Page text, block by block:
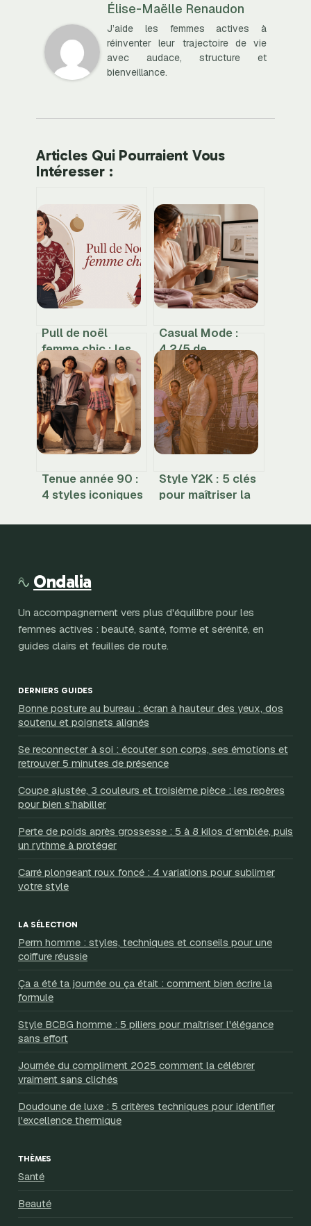
Élise-Maëlle Renaudon
J’aide les femmes actives à
réinventer leur trajectoire de vie
avec audace, structure et
bienveillance.
Articles Qui Pourraient Vous
Intéresser :
Pull de noël
femme chic : les
codes pour un
look festif élégant
Casual Mode :
4,2/5 de
satisfaction mais
une gestion des
retours à double
tranchant
Tenue année 90 :
4 styles iconiques
look rétro
Style Y2K : 5 clés
pour maîtriser la
2000 sans
Ondalia
Un accompagnement vers plus d'équilibre pour les
femmes actives : beauté, santé, forme et sérénité, en
guides clairs et feuilles de route.
DERNIERS GUIDES
Bonne posture au bureau : écran à hauteur des yeux, dos
soutenu et poignets alignés
Se reconnecter à soi : écouter son corps, ses émotions et
retrouver 5 minutes de présence
Coupe ajustée, 3 couleurs et troisième pièce : les repères
pour bien s’habiller
Perte de poids après grossesse : 5 à 8 kilos d’emblée, puis
un rythme à protéger
Carré plongeant roux foncé : 4 variations pour sublimer
votre style
LA SÉLECTION
Perm homme : styles, techniques et conseils pour une
coiffure réussie
Ça a été ta journée ou ça était : comment bien écrire la
formule
Style BCBG homme : 5 piliers pour maîtriser l'élégance
sans effort
Journée du compliment 2025 comment la célébrer
vraiment sans clichés
Doudoune de luxe : 5 critères techniques pour identifier
l'excellence thermique
THÈMES
Santé
Beauté